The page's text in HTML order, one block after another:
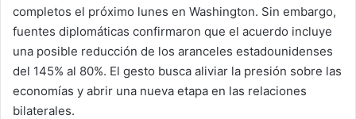
completos el próximo lunes en Washington. Sin embargo,
fuentes diplomáticas confirmaron que el acuerdo incluye
una posible reducción de los aranceles estadounidenses
del 145% al 80%. El gesto busca aliviar la presión sobre las
economías y abrir una nueva etapa en las relaciones
bilaterales.